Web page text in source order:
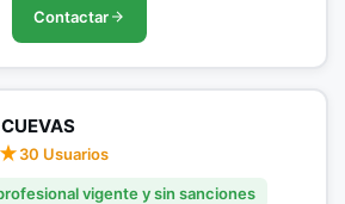
Contactar
30 Usuarios
vigente y sin sanciones